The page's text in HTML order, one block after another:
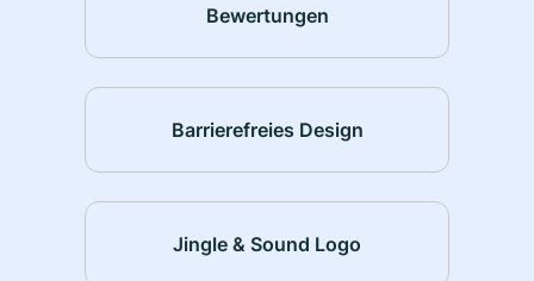
Bewertungen
Barrierefreies Design
Jingle & Sound Logo